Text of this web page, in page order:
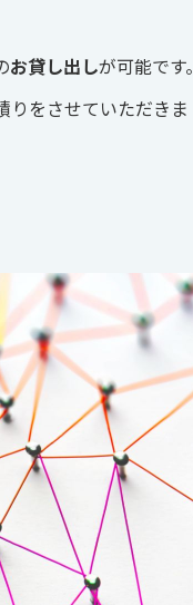
お貸し出しが可能です。
りをさせていただきま